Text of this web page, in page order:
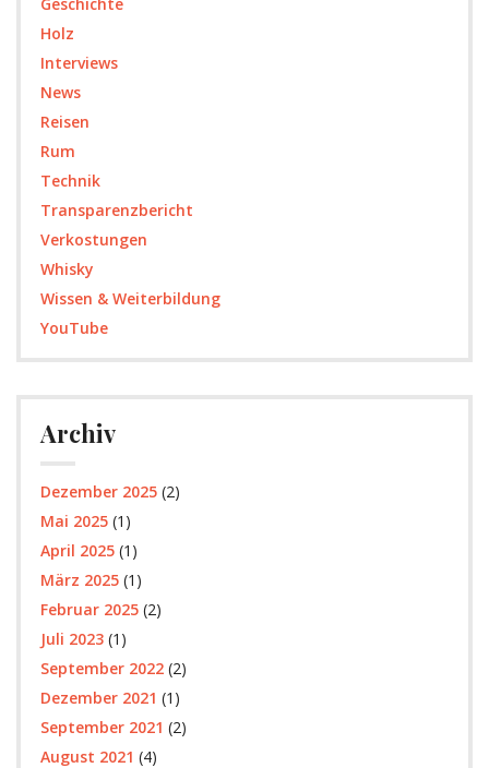
Holz
Interviews
News
Reisen
Rum
Technik
Transparenzbericht
Verkostungen
Whisky
Wissen & Weiterbildung
YouTube
Archiv
Dezember 2025(2)
Mai 2025(1)
April 2025(1)
März 2025(1)
Februar 2025(2)
Juli 2023(1)
September 2022(2)
Dezember 2021 (1)
September 2021 (2)
August 2021 (4)